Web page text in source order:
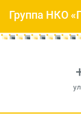
Группа НКО